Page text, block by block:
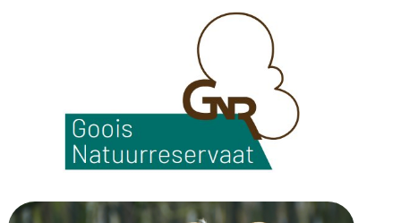
Register Erkende Donatieplatformen